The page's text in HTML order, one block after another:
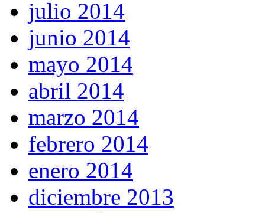
julio 2014
junio 2014
mayo 2014
abril 2014
marzo 2014
febrero 2014
enero 2014
diciembre 2013